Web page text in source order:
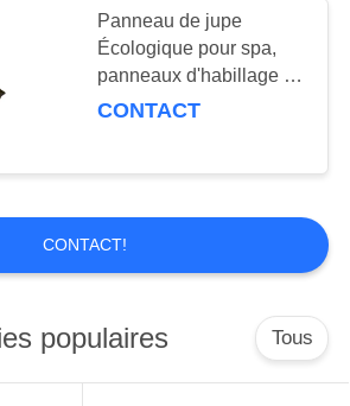
extérieures
Panneau de jupe
Écologique pour spa,
panneaux d'habillage de
spa en PS, plinthes
CONTACT
CONTACT!
populaires Tous